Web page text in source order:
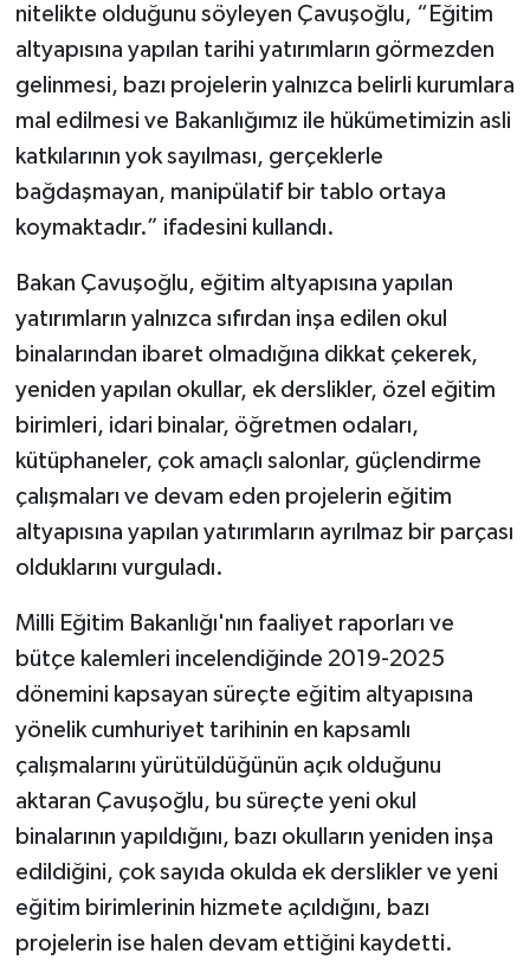
nitelikte olduğunu söyleyen Çavuşoğlu, “Eğitim
altyapısına yapılan tarihi yatırımların görmezden
gelinmesi, bazı projelerin yalnızca belirli kurumlara
mal edilmesi ve Bakanlığımız ile hükümetimizin asli
katkılarının yok sayılması, gerçeklerle
bağdaşmayan, manipülatif bir tablo ortaya
koymaktadır.” ifadesini kullandı.
Bakan Çavuşoğlu, eğitim altyapısına yapılan
yatırımların yalnızca sıfırdan inşa edilen okul
binalarından ibaret olmadığına dikkat çekerek,
yeniden yapılan okullar, ek derslikler, özel eğitim
birimleri, idari binalar, öğretmen odaları,
kütüphaneler, çok amaçlı salonlar, güçlendirme
çalışmaları ve devam eden projelerin eğitim
altyapısına yapılan yatırımların ayrılmaz bir parçası
olduklarını vurguladı.
Milli Eğitim Bakanlığı'nın faaliyet raporları ve
bütçe kalemleri incelendiğinde 2019-2025
dönemini kapsayan süreçte eğitim altyapısına
yönelik cumhuriyet tarihinin en kapsamlı
çalışmalarını yürütüldüğünün açık olduğunu
aktaran Çavuşoğlu, bu süreçte yeni okul
binalarının yapıldığını, bazı okulların yeniden inşa
edildiğini, çok sayıda okulda ek derslikler ve yeni
eğitim birimlerinin hizmete açıldığını, bazı
projelerin ise halen devam ettiğini kaydetti.